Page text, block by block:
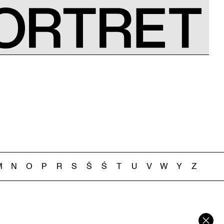
N O P R S Š Ś T U V W Y Z